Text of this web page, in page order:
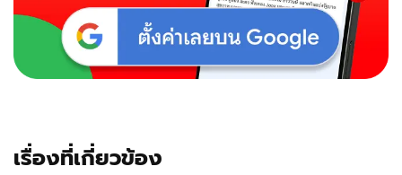
ชัดๆ
เรื่องที่เกี่ยวข้อง